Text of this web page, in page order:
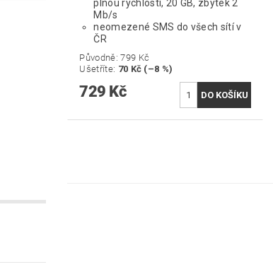
plnou rychlostí, 20 GB, zbytek 2
Mb/s
neomezené SMS do všech sítí v
ČR
Původně:799 Kč
Ušetříte: 70 Kč (–8 %)
729 Kč